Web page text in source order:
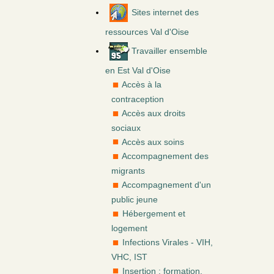
Sites internet des
ressources Val d'Oise
Travailler ensemble
en Est Val d'Oise
Accès à la
contraception
Accès aux droits
sociaux
Accès aux soins
Accompagnement des
migrants
Accompagnement d'un
public jeune
Hébergement et
logement
Infections Virales - VIH,
VHC, IST
Insertion : formation,